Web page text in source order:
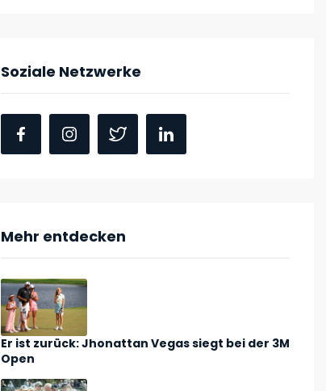
Soziale Netzwerke
Mehr entdecken
Er ist zurück: Jhonattan Vegas siegt bei der 3M
Open